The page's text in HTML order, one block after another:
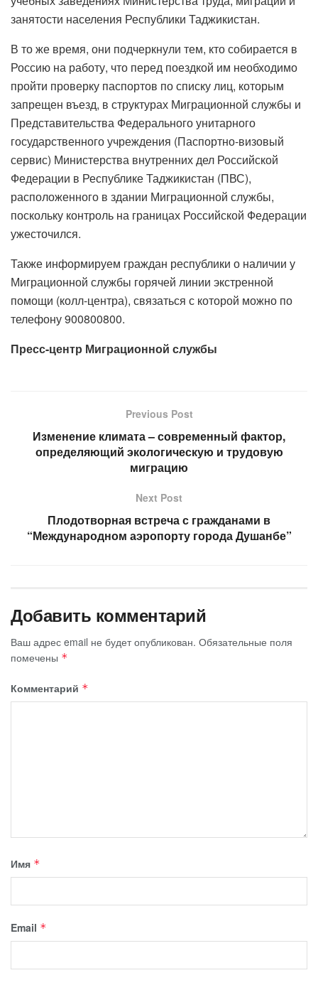
занятости населения Республики Таджикистан.
В то же время, они подчеркнули тем, кто собирается в
Россию на работу, что перед поездкой им необходимо
пройти проверку паспортов по списку лиц, которым
запрещен въезд, в структурах Миграционной службы и
Представительства Федерального унитарного
государственного учреждения (Паспортно-визовый
сервис) Министерства внутренних дел Российской
Федерации в Республике Таджикистан (ПВС),
расположенного в здании Миграционной службы,
поскольку контроль на границах Российской Федерации
ужесточился.
Также информируем граждан республики о наличии у
Миграционной службы горячей линии экстренной
помощи (колл-центра), связаться с которой можно по
телефону 900800800.
Пресс-центр Миграционной службы
Previous Post
Изменение климата – современный фактор,
определяющий экологическую и трудовую
миграцию
Next Post
Плодотворная встреча с гражданами в
“Международном аэропорту города Душанбе”
Добавить комментарий
Ваш адрес email не будет опубликован. Обязательные поля
помечены *
Комментарий *
Имя *
Email *